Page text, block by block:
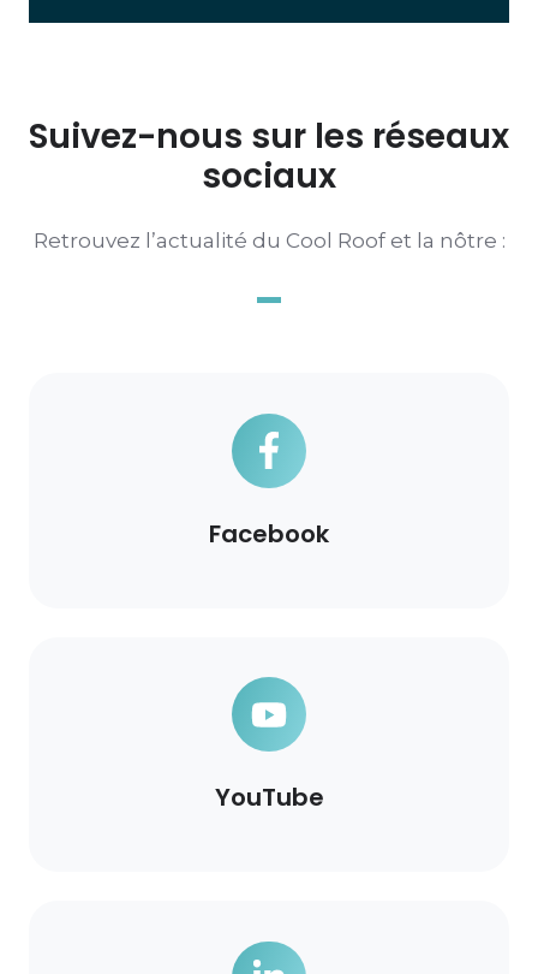
Suivez-nous sur les réseaux
sociaux
Retrouvez l’actualité du Cool Roof et la nôtre :
Facebook
YouTube